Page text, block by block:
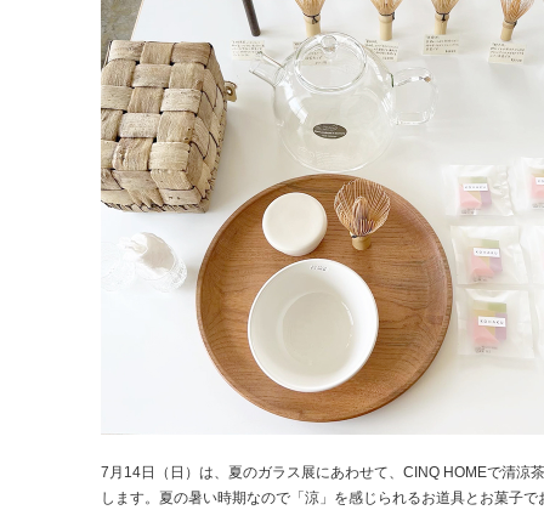
7月14日（日）は、夏のガラス展にあわせて、CINQ HOMEで清涼
します。夏の暑い時期なので「涼」を感じられるお道具とお菓子で